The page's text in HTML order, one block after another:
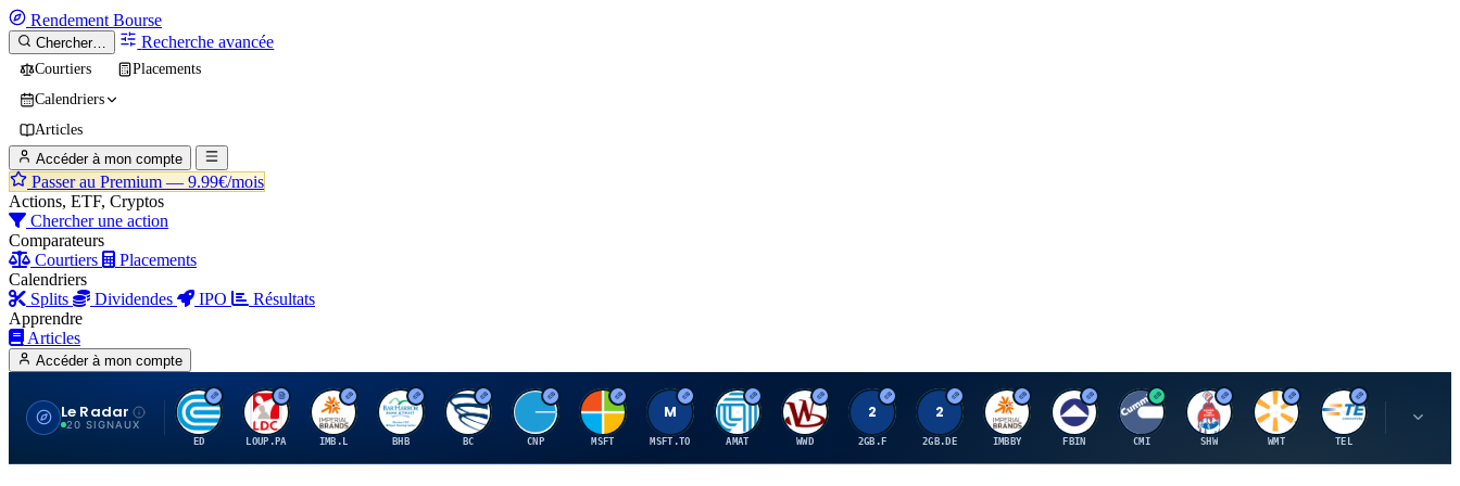
Rendement Bourse
Chercher… Recherche avancée
Courtiers
Placements
Calendriers
Articles
Accéder à mon compte
Passer au Premium — 9.99€/mois
Actions, ETF, Cryptos
Chercher une action
Comparateurs
Courtiers
Placements
Calendriers
Splits
Dividendes IPO
Résultats
Apprendre
Articles
Accéder à mon compte
Le Radar
20 SIGNAUX
C
ED
L
LOUP.PA
I
IMB.L
B
BHB
B
BC
C
CNP
M
MSFT
M
MSFT.TO
A
AMAT
W
WWD
2
2GB.F
2
2GB.DE
I
IMBBY
F
FBIN
C
CMI
S
SHW
W
WMT TEL
M